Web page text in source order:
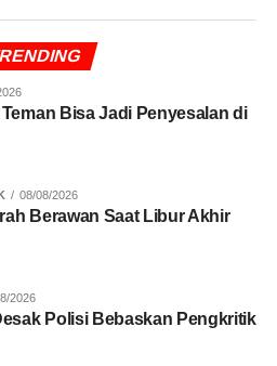
Bisa Jadi Penyesalan di
08/08/2026
Berawan Saat Libur Akhir
2026
Polisi Bebaskan Pengkritik